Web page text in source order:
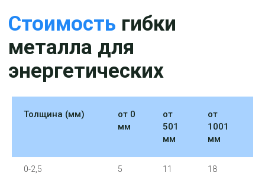
Толщина (мм)
от 0
мм
от
501
мм
от
1001
мм
0-2,5 5 11 18